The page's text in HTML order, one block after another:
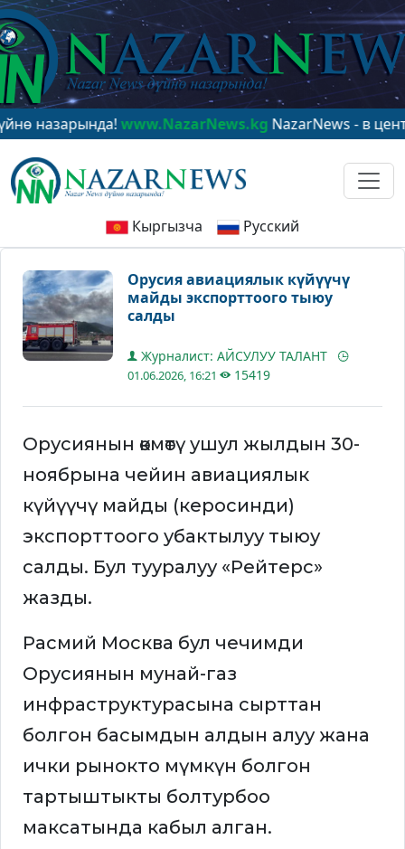
www.NazarNews.kgNazarNews - в центре
Кыргызча Русский
Орусия авиациялык күйүүчү
майды экспорттоого тыюу
салды
Журналист: АЙСУЛУУ ТАЛАНТ
01.06.2026, 16:21 15419
Орусиянын өкмөтү ушул жылдын 30-
ноябрына чейин авиациялык
күйүүчү майды (керосинди)
экспорттоого убактылуу тыюу
салды. Бул тууралуу «Рейтерс»
жазды.
Расмий Москва бул чечимди
Орусиянын мунай-газ
инфраструктурасына сырттан
болгон басымдын алдын алуу жана
ички рынокто мүмкүн болгон
тартыштыкты болтурбоо
максатында кабыл алган.